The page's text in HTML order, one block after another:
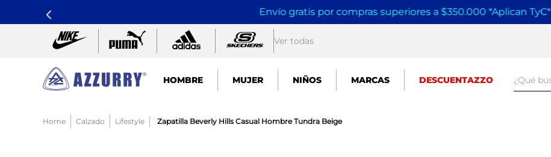
Envío gratis por compras superiores a $350.000 *Aplican TyC*
Ver todas
HOMBRE MUJER NIÑOS MARCAS DESCUENTAZZO
Calzado Lifestyle Zapatilla Beverly Hills Casual Hombre Tundra Beige
nike pacific